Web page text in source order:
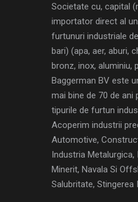
Societate cu, capital
importator direct al
furtunuri industriale
bari) (apa, aer, aburi,
bronz, inox, aluminiu,
Baggerman BV este
mai bine de 70 de ani
tipurile de furtun
Acoperim industrii
Automotive,
Industria
Minerit, Navala Si
Salubritate, Stingerea